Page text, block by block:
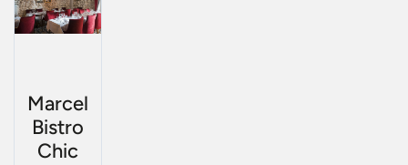
Marcel
Bistro
Chic